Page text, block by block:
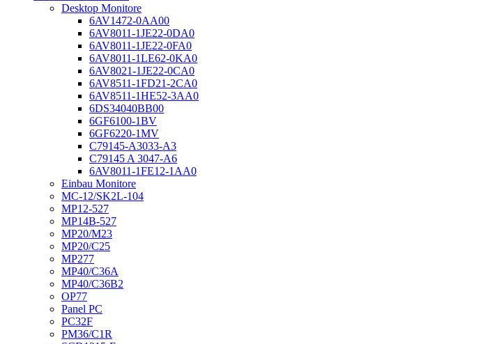
Desktop Monitore
6AV1472-0AA00
6AV8011-1JE22-0DA0
6AV8011-1JE22-0FA0
6AV8011-1LE62-0KA0
6AV8021-1JE22-0CA0
6AV8511-1FD21-2CA0
6AV8511-1HE52-3AA0
6DS34040BB00
6GF6100-1BV
6GF6220-1MV
C79145-A3033-A3
C79145 A 3047-A6
6AV8011-1FE12-1AA0
Einbau Monitore
MC-12/SK2L-104
MP12-527
MP14B-527
MP20/M23
MP20/C25
MP277
MP40/C36A
MP40/C36B2
OP77
Panel PC
PC32F
PM36/C1R